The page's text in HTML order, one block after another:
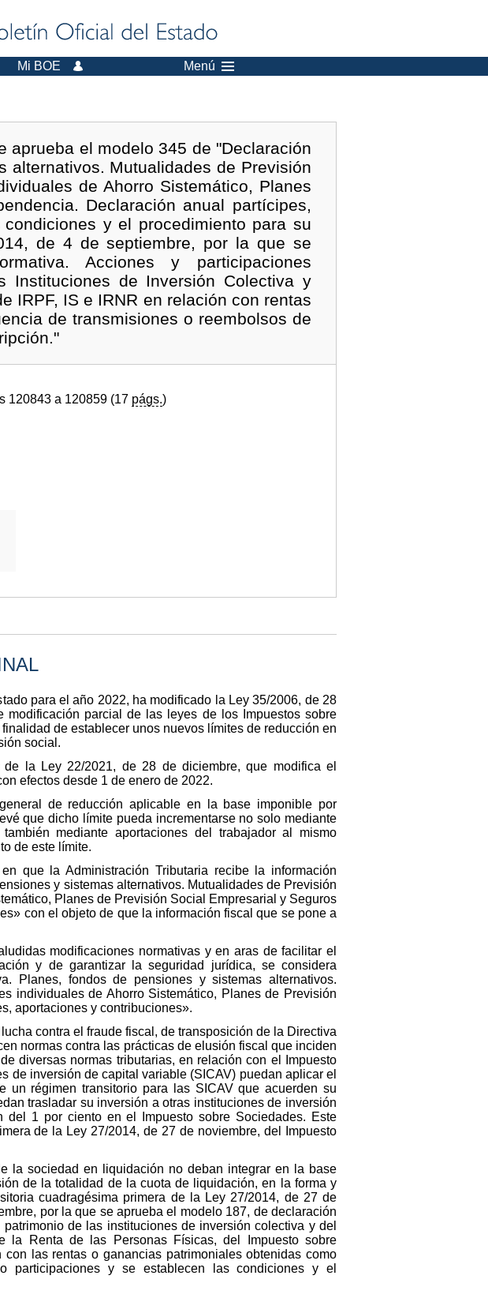
Mi BOE Menú
aprueba el modelo 345 de "Declaración
alternativos. Mutualidades de Previsión
de Ahorro Sistemático, Planes
Declaración anual partícipes,
y el procedimiento para su
de 4 de septiembre, por la que se
Acciones y participaciones
Instituciones de Inversión Colectiva y
IRPF, IS e IRNR en relación con rentas
de transmisiones o reembolsos de
120843 a 120859 (17 págs.)
para el año 2022, ha modificado la Ley 35/2006, de 28
parcial de las leyes de los Impuestos sobre
de establecer unos nuevos límites de reducción en
social.
la Ley 22/2021, de 28 de diciembre, que modifica el
efectos desde 1 de enero de 2022.
de reducción aplicable en la base imponible por
que dicho límite pueda incrementarse no solo mediante
mediante aportaciones del trabajador al mismo
de este límite.
que la Administración Tributaria recibe la información
y sistemas alternativos. Mutualidades de Previsión
Planes de Previsión Social Empresarial y Seguros
con el objeto de que la información fiscal que se pone a
modificaciones normativas y en aras de facilitar el
y de garantizar la seguridad jurídica, se considera
Planes, fondos de pensiones y sistemas alternativos.
individuales de Ahorro Sistemático, Planes de Previsión
aportaciones y contribuciones».
contra el fraude fiscal, de transposición de la Directiva
normas contra las prácticas de elusión fiscal que inciden
diversas normas tributarias, en relación con el Impuesto
de inversión de capital variable (SICAV) puedan aplicar el
régimen transitorio para las SICAV que acuerden su
trasladar su inversión a otras instituciones de inversión
1 por ciento en el Impuesto sobre Sociedades. Este
de la Ley 27/2014, de 27 de noviembre, del Impuesto
la sociedad en liquidación no deban integrar en la base
de la totalidad de la cuota de liquidación, en la forma y
cuadragésima primera de la Ley 27/2014, de 27 de
por la que se aprueba el modelo 187, de declaración
de las instituciones de inversión colectiva y del
la Renta de las Personas Físicas, del Impuesto sobre
las rentas o ganancias patrimoniales obtenidas como
participaciones y se establecen las condiciones y el